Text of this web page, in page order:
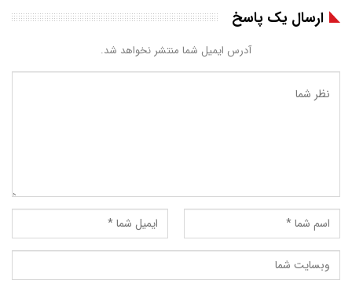
ارسال یک پاسخ
آدرس ایمیل شما منتشر نخواهد شد.